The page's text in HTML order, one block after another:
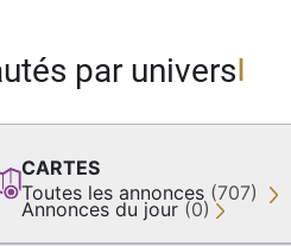
par univers
CARTES
Toutes les annonces (707)
Annonces du jour (0)